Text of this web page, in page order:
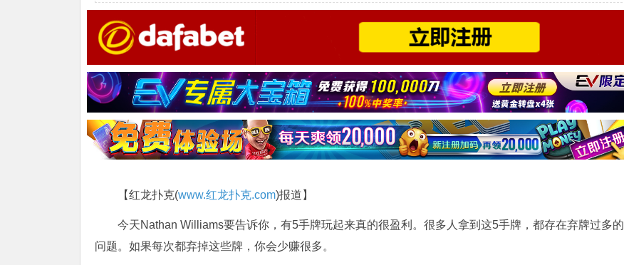
【红龙扑克(www.红龙扑克.com)报道】
今天Nathan Williams要告诉你，有5手牌玩起来真的很盈利。很多人拿到这5手牌，都存在弃牌过多的
问题。如果每次都弃掉这些牌，你会少赚很多。